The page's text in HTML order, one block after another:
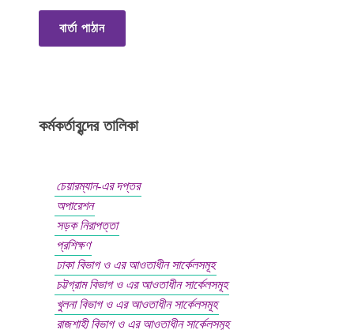
বার্তা পাঠান
কর্মকর্তাবৃন্দের তালিকা
চেয়ারম্যান-এর দপ্তর
অপারেশন
সড়ক নিরাপত্তা
প্রশিক্ষণ
ঢাকা বিভাগ ও এর আওতাধীন সার্কেলসমূহ
চট্টগ্রাম বিভাগ ও এর আওতাধীন সার্কেলসমূহ
খুলনা বিভাগ ও এর আওতাধীন সার্কেলসমূহ
রাজশাহী বিভাগ ও এর আওতাধীন সার্কেলসমূহ